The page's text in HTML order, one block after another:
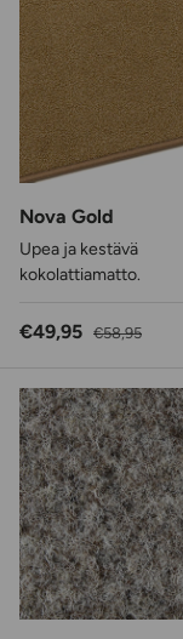
Nova Gold
Upea ja kestävä
kokolattiamatto.
Alennushinta
€49,95 Normaalihinta
€58,95